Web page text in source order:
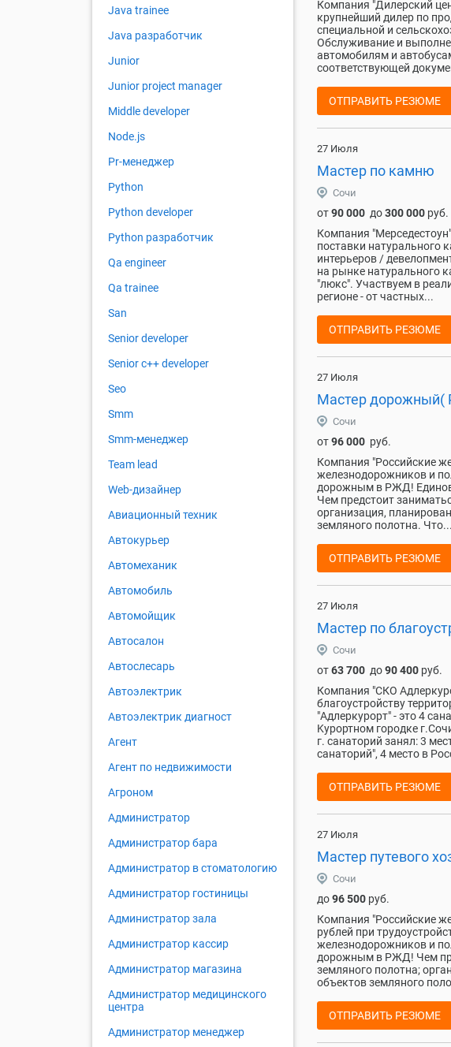
Компания "Дилерский
крупнейший дилер по
специальной и
Обслуживание и
автомобилям и
соответствующей
ОТПРАВИТЬ РЕЗЮМЕ
27 Июля
Мастер по камню
Сочи
от90 000 до300 000 руб.
Компания
поставки натурального
интерьеров /
на рынке натурального
"люкс". Участвуем в
регионе - от частных...
ОТПРАВИТЬ РЕЗЮМЕ
27 Июля
Мастер дорожный(
Сочи
от96 000 руб.
Компания "Российские
железнодорожников и
дорожным в РЖД!
Чем предстоит
организация,
земляного полотна. Что...
ОТПРАВИТЬ РЕЗЮМЕ
27 Июля
Мастер по
Сочи
от63 700 до90 400 руб.
Компания "СКО
благоустройству
"Адлepкуpopт" - этo 4
Kуpортном гopодке
г. сaнатоpий занял: 3
санaторий", 4 место в
ОТПРАВИТЬ РЕЗЮМЕ
27 Июля
Мастер путевого
Сочи
до96 500 руб.
Компания "Российские
рублей при
железнодорожников и
дорожным в РЖД! Чем
земляного полотна;
объектов земляного
ОТПРАВИТЬ РЕЗЮМЕ
Java trainee
Java разработчик
Junior
Junior project manager
Middle developer
Node.js
Pr-менеджер
Python
Python developer
Python разработчик
Qa engineer
Qa trainee
San
Senior developer
Senior с++ developer
Seo
Smm
Smm-менеджер
Team lead
Web-дизайнер
Авиационный техник
Автокурьер
Автомеханик
Автомобиль
Автомойщик
Автосалон
Автослесарь
Автоэлектрик
Автоэлектрик диагност
Агент
Агент по недвижимости
Агроном
Администратор
Администратор бара
Администратор в стоматологию
Администратор гостиницы
Администратор зала
Администратор кассир
Администратор магазина
Администратор медицинского
центра
Администратор менеджер